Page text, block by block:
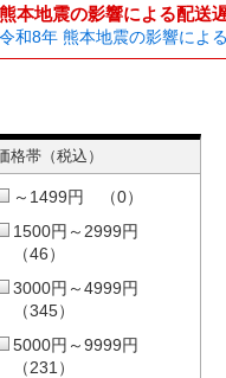
熊本地震の影響による配送
令和8年 熊本地震の影響によ
格帯（税込）
～1499円 （0）
1500円～2999円
（46）
3000円～4999円
（345）
5000円～9999円
（231）